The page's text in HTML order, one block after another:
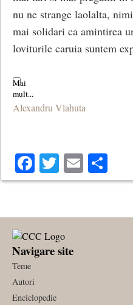
nu ne strange laolalta,
mai solidari ca amintirea
loviturile caruia suntem
Alexandru Vlahuta
Facebook
Twitter
Email
Navigare site
Teme
Autori
Enciclopedie